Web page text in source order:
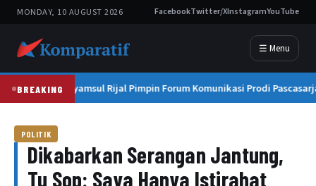
MONDAY, 10 AUGUST 2026 FacebookTwitter/XInstagramYouTube
☰ Menu
BREAKINGProf. Syamsul Rijal Pimpin Forum Komunikasi Prodi
POLITIK
Dikabarkan Serangan Jantung,
Tu Sop: Saya Hanya Istirahat